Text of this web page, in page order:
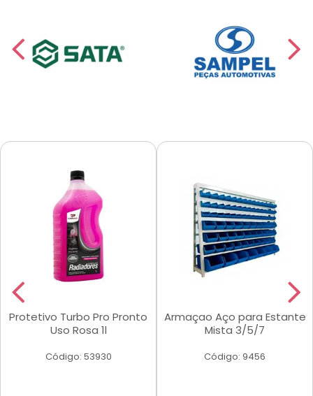
Protetivo Turbo Pro Pronto
Uso Rosa 1l
Código: 53930
Armaçao Aço para Estante
Mista 3/5/7
Código: 9456